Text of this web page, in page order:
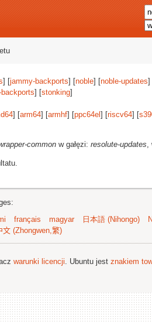
] [jammy-backports] [noble] [noble-updates]
] [stonking]
] [arm64] [armhf] [ppc64el ] [riscv64] [
common w gałęzi: resolute-updates,
français magyar 日本語 (Nihongo)
文 (Zhongwen,繁)
warunki licencji. Ubuntu jest znakiem